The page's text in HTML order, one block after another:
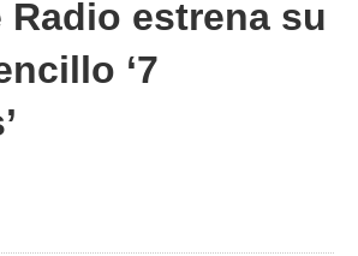
Radio estrena su
‘7